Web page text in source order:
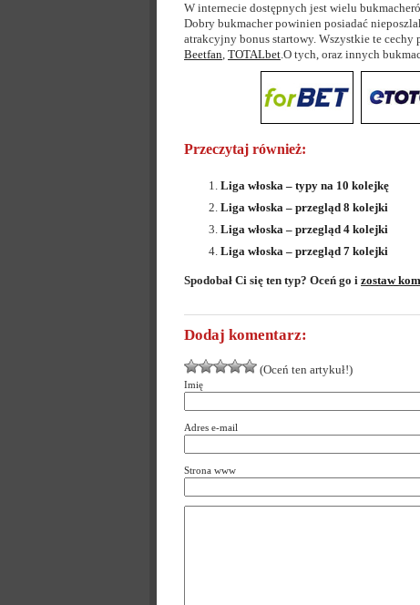
W internecie dostępnych jest wielu
Dobry bukmacher powinien posiadać
atrakcyjny bonus startowy. Wszystkie te cechy
Beetfan, TOTALbet.O tych, oraz innych
Przeczytaj również:
Liga włoska – typy na 10 kolejkę
Liga włoska – przegląd 8 kolejki
Liga włoska – przegląd 4 kolejki
Liga włoska – przegląd 7 kolejki
Spodobał Ci się ten typ? Oceń go i zostaw
Dodaj komentarz:
(Oceń ten artykuł!)
Imię
Adres e-mail
Strona www